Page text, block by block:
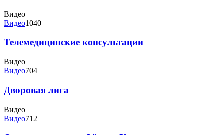
Видео
Видео1040
Телемедицинские консультации
Видео
Видео704
Дворовая лига
Видео
Видео712